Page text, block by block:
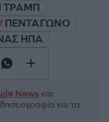
ΤΡΑΜΠ
ΠΕΝΤΑΓΩΝΟ
ΗΠΑ
News και
και τα